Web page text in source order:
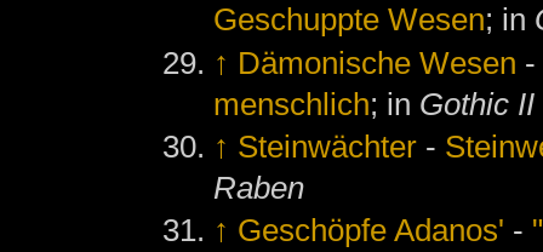
Geschuppte Wesen; in
↑ Dämonische Wesen
menschlich; in Gothic
↑ Steinwächter -
Raben
↑ Geschöpfe Adanos' -